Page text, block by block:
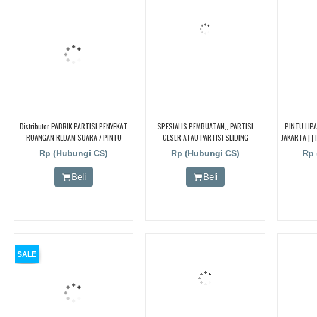
Distributor PABRIK PARTISI PENYEKAT
RUANGAN REDAM SUARA / PINTU
LIPAT BISA GESER
Rp (Hubungi CS)
Beli
SPESIALIS PEMBUATAN,, PARTISI
GESER ATAU PARTISI SLIDING
|PENYEKAT RUANGAN|PINTU LIPAT|
Rp (Hubungi CS)
Beli
PINTU
JAKARTA | |
Rp
SALE